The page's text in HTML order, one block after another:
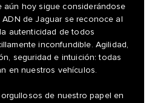
aún hoy sigue considerándose
de Jaguar se reconoce al
autenticidad de todos
inconfundible. Agilidad,
seguridad e intuición: todas
en nuestros vehículos.
de nuestro papel en